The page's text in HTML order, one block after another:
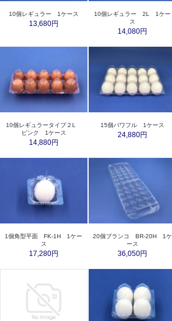
10個レギュラー 1ケース
13,680円
10個レギュラー 2L 1ケー
ス
14,080円
10個レギュラータイプ２L
ピンク 1ケース
14,880円
15個パワフル 1ケース
24,880円
1個角型平面 FK-1H 1ケー
ス
17,280円
20個ブランコ BR-20H 1ケ
ース
36,050円